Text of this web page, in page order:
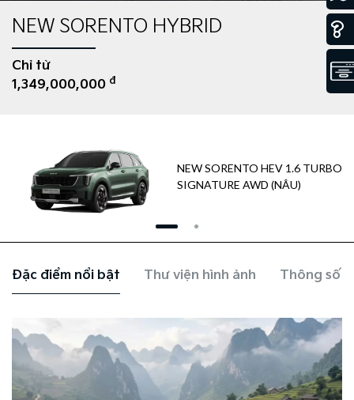
NEW SORENTO HYBRID
Chỉ từ
1,349,000,000 đ
NEW SORENTO HEV 1.6 TURBO
SIGNATURE AWD (NÂU)
Đặc điểm nổi bật Thư viện hình ảnh Thông số